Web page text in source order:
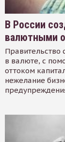
В России
валютными
Правительство
в валюте, с
оттоком
нежелание